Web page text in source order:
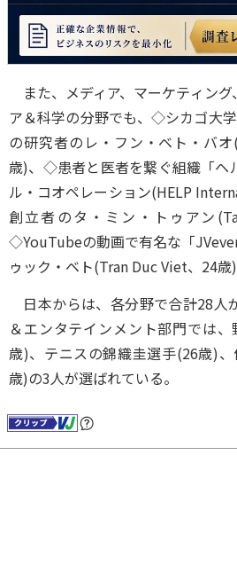
また、メディア、マーケティン
ア＆科学の分野でも、◇シカゴ大
の研究者のレ・フン・ベト・バ
歳)、◇患者と医者を繋ぐ組織「ヘ
ル・コオペレーション(HELP
創立者のタ・ミン・トゥアン
◇YouTubeの動画で有名な「
ゥック・ベト(Tran Duc Viet、24歳)
日本からは、各分野で合計28人
＆エンタテインメント部門では
歳)、テニスの錦織圭選手(26歳)
歳)の3人が選ばれている。